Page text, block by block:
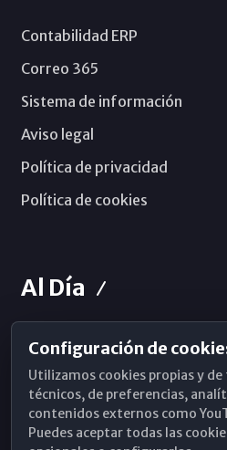
Contabilidad ERP
Correo 365
Sistema de información
Aviso legal
Política de privacidad
Política de cookies
Al Día
Horarios de Misa
Hemeroteca
WhatsApp
Configuración de
Utilizamos cookies propias y
técnicos, de preferencias,
contenidos externos como
Puedes aceptar todas las